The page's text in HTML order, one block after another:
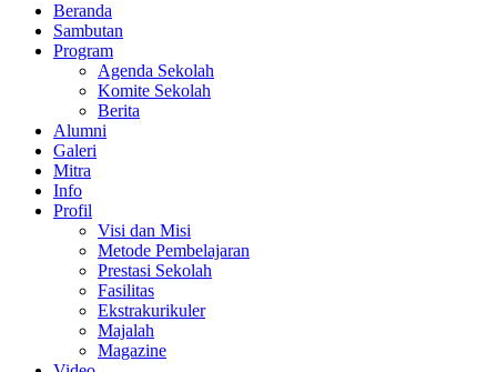
Beranda
Sambutan
Program
Agenda Sekolah
Komite Sekolah
Berita
Alumni
Galeri
Mitra
Info
Profil
Visi dan Misi
Metode Pembelajaran
Prestasi Sekolah
Fasilitas
Ekstrakurikuler
Majalah
Magazine